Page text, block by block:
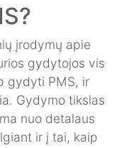
įrodymų apie
gydytojos vis
gydyti PMS, ir
Gydymo tikslas
nuo detalaus
ir į tai, kaip